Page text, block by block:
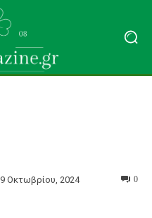
9 Οκτωβρίου, 2024 0